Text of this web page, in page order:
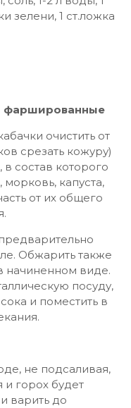
зелени, 1 ст.ложка
фаршированные
очистить от
срезать кожуру)
состав которого
капуста,
от их общего
Обжарить также
начиненном виде.
посуду,
и поместить в
не подсаливая,
и горох будет
варить до